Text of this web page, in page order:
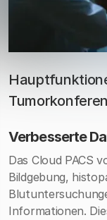
Verbesserte
Das Cloud PACS
Bildgebung,
Informationen.